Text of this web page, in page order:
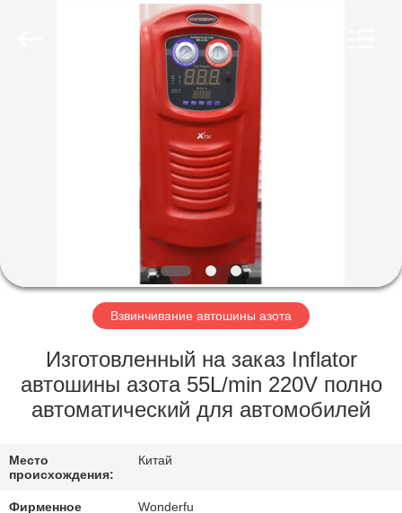
ПУТЕШЕСТВИЕ
ФАБРИКИ
ПРОВЕРКА
КАЧЕСТВА
СВЯЖИТЕСЬ
МЫ
Взвинчивание автошины азота
Изготовленный на заказ Inflator
автошины азота 55L/min 220V полно
автоматический для автомобилей
Место
происхождения:
Китай
Фирменное
Wonderfu